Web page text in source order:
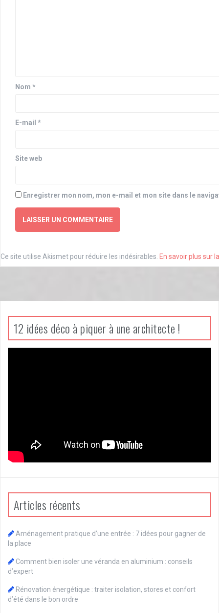
Nom *
E-mail *
Site web
Enregistrer mon nom, mon e-mail et mon site dans le
Ce site utilise Akismet pour réduire les indésirables. En savoir plus sur
12 idées déco à piquer à une architecte !
Articles récents
Aménagement pratique d’une entrée : 7 idées pour gagner de
la place
Comment bien isoler une véranda en aluminium : conseils
d’expert
Rénovation énergétique : traiter isolation, stores et confort
d’été dans le bon ordre